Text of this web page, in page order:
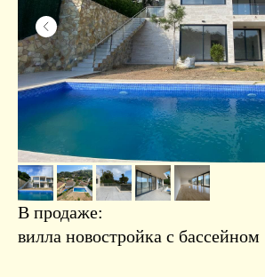
В продаже:
вилла новостройка с бассейном